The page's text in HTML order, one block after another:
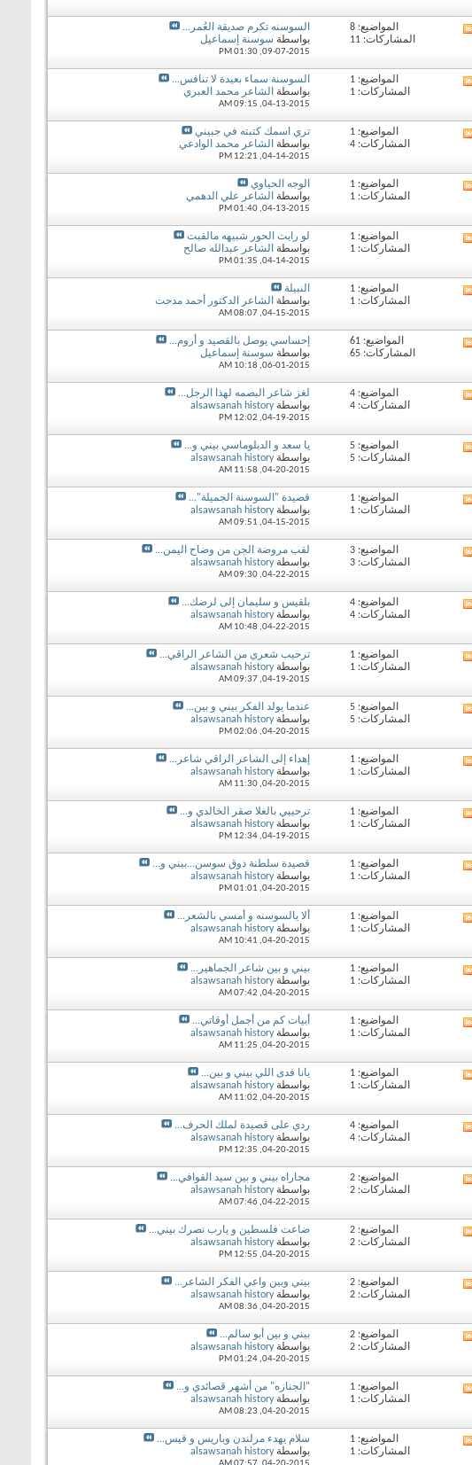
المنتدى
المواضيع: 8
المشاركات: 11
السوسنه تكرم صديقة العُمر...
بواسطة سوسنة إسماعيل
09-07-2015,
01:30 PM
المنتدى
المواضيع: 1
المشاركات: 1
السوسنة سماء بعيدة لا تنافس...
بواسطة
الشاعر محمد العبري
04-13-2015,
09:15 AM
المنتدى
المواضيع: 1
المشاركات: 4
تري اسمك كتبته في جبيني
بواسطة
الشاعر محمد الوادعي
04-14-2015,
12:21 PM
المنتدى
المواضيع: 1
المشاركات: 1
الوجه الحياوي
بواسطة
الشاعر علي الدهمي
04-13-2015,
01:40 PM
المنتدى
المواضيع: 1
المشاركات: 1
لو رايت الحور شبيهه مالقيت
بواسطة
الشاعر عبدالله صالح
04-14-2015,
01:35 PM
المنتدى
المواضيع: 1
المشاركات: 1
النبيلة
بواسطة
الشاعر الدكتور أحمد مدحت
04-15-2015,
08:07 AM
المنتدى
المواضيع: 61
المشاركات: 65
إحساسي يوصل بالقصيد و أروم...
بواسطة سوسنة إسماعيل
06-01-2015,
10:18 AM
المنتدى
المواضيع: 4
المشاركات: 4
لغز شاعر البصمه لهذا الرجل...
بواسطةalsawsanah history
04-19-2015,
12:02 PM
المنتدى
المواضيع: 5
المشاركات: 5
يا سعد و الدبلوماسي بيني و...
بواسطةalsawsanah history
04-20-2015,
11:58 AM
المنتدى
المواضيع: 1
المشاركات: 1
قصيدة "السوسنة الجميلة"...
بواسطةalsawsanah history
04-15-2015,
09:51 AM
المنتدى
المواضيع: 3
المشاركات: 3
لقب مروضة الجن من وضاح اليمن...
بواسطةalsawsanah history
04-22-2015,
09:30 AM
المنتدى
المواضيع: 4
المشاركات: 4
بلقيس و سليمان إلى لرضك...
بواسطةalsawsanah history
04-22-2015,
10:48 AM
المنتدى
المواضيع: 1
المشاركات: 1
ترحيب شعري من الشاعر الراقي...
بواسطةalsawsanah history
04-19-2015,
09:37 AM
المنتدى
المواضيع: 5
المشاركات: 5
عندما يولد الفكر بيني و بين...
بواسطةalsawsanah history
04-20-2015,
02:06 PM
المنتدى
المواضيع: 1
المشاركات: 1
إهداء إلى الشاعر الراقي شاعر...
بواسطةalsawsanah history
04-20-2015,
11:30 AM
المنتدى
المواضيع: 1
المشاركات: 1
ترحيبي بالغلا صقر الخالدي و...
بواسطةalsawsanah history
04-19-2015,
12:34 PM
المنتدى
المواضيع: 1
المشاركات: 1
قصيدة سلطنة ذوق سوسن...بيني و...
بواسطةalsawsanah history
04-20-2015,
01:01 PM
المنتدى
المواضيع: 1
المشاركات: 1
ألا يالسوسنه و أمسي بالشعر...
بواسطةalsawsanah history
04-20-2015,
10:41 AM
المنتدى
المواضيع: 1
المشاركات: 1
بيني و بين شاعر الجماهير...
بواسطةalsawsanah history
04-20-2015,
07:42 AM
المنتدى
المواضيع: 1
المشاركات: 1
أبيات كم من أجمل أوقاتي...
بواسطةalsawsanah history
04-20-2015,
11:25 AM
المنتدى
المواضيع: 1
المشاركات: 1
يانا فدى اللي بيني و بين...
بواسطةalsawsanah history
04-20-2015,
11:02 AM
المنتدى
المواضيع: 4
المشاركات: 4
ردي على قصيدة لملك الحرف...
بواسطةalsawsanah history
04-20-2015,
12:35 PM
المنتدى
المواضيع: 2
المشاركات: 2
مجاراه بيني و بين سيد القوافي...
بواسطةalsawsanah history
04-22-2015,
07:46 AM
المنتدى
المواضيع: 2
المشاركات: 2
ضاعت فلسطين و يارب نصرك بيني...
بواسطةalsawsanah history
04-20-2015,
12:55 PM
المنتدى
المواضيع: 2
المشاركات: 2
بيني وبين واعي الفكر الشاعر...
بواسطةalsawsanah history
04-20-2015,
08:36 AM
المنتدى
المواضيع: 2
المشاركات: 2
بيني و بين أبو سالم...
بواسطةalsawsanah history
04-20-2015,
01:24 PM
المنتدى
المواضيع: 1
المشاركات: 1
"الجنازه" من أشهر قصائدي و...
بواسطةalsawsanah history
04-20-2015,
08:23 AM
المواضيع: 1
المشاركات: 1
سلام يهدء مرلندن وباريس و قيس...
بواسطةalsawsanah history